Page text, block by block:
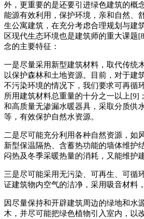
外，更重要的是还要引进绿色建筑的概
能源有效利用，保护环境，亲和自然、
生公寓建筑，在充分考虑合理规划与建
区现代生态环境也是建筑师的重大课题
念的主要特征：
一是尽量采用新型建筑材料，取代传统
以保护森林和土地资源。目前，对于建
不污染环境的情况下，我们要求可再循
所用建筑材料总重量的十分之一以上[9]
和高质量无渗漏水暖器具，采取分质供
等，有效保护自然水资源。
二是尽可能充分利用各种自然资源，如
新型保温隔热、含蓄热功能的墙体维护
闷热及冬季采暖热量的消耗，又能维护
三是尽可能采用无污染、可再生、可循
证建筑物内空气的洁净，采用吸音材料
因尽量保持和开辟建筑周边的绿地和水
木，并尽可能把绿色植物引入室内，以